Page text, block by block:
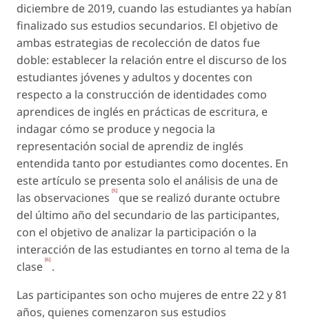
diciembre de 2019, cuando las estudiantes ya habían
finalizado sus estudios secundarios. El objetivo de
ambas estrategias de recolección de datos fue
doble: establecer la relación entre el discurso de los
estudiantes jóvenes y adultos y docentes con
respecto a la construcción de identidades como
aprendices de inglés en prácticas de escritura, e
indagar cómo se produce y negocia la
representación social de aprendiz de inglés
entendida tanto por estudiantes como docentes. En
este artículo se presenta solo el análisis de una de
las observaciones [5] que se realizó durante octubre
del último año del secundario de las participantes,
con el objetivo de analizar la participación o la
interacción de las estudiantes en torno al tema de la
clase [6] .
Las participantes son ocho mujeres de entre 22 y 81
años, quienes comenzaron sus estudios